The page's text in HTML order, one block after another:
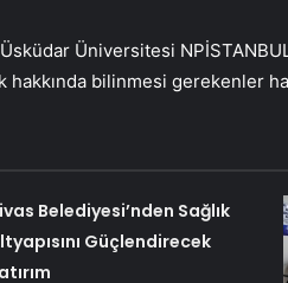
Üsküdar Üniversitesi
hakkında bilinmesi gerekenler
Belediyesi’nden Sağlık
Güçlendirecek